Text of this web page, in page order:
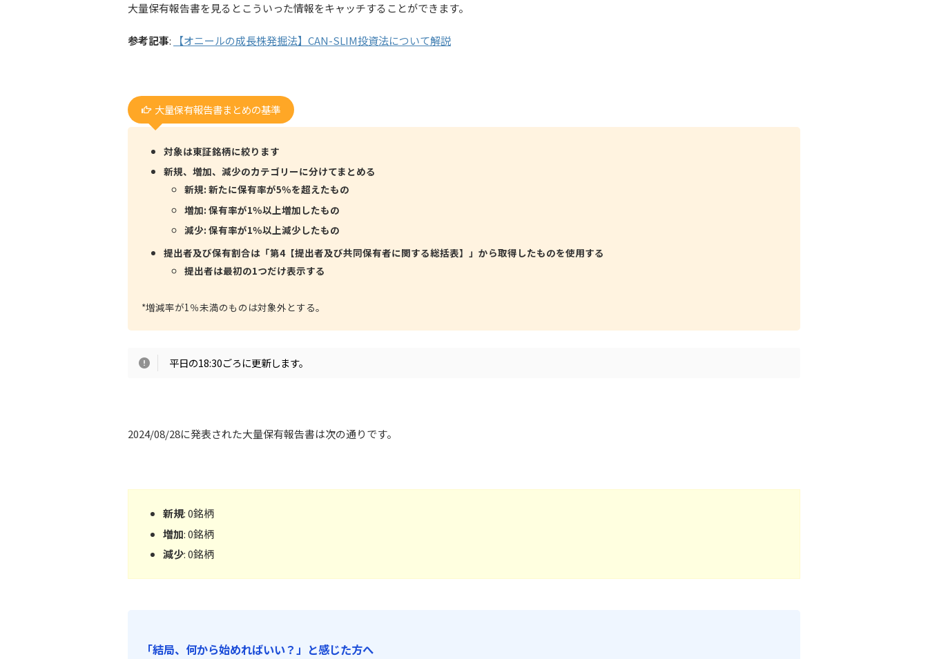
大量保有報告書を見るとこういった情報をキャッチすることができます。
参考記事: 【オニールの成長株発掘法】CAN-SLIM投資法について解説
大量保有報告書まとめの基準
対象は東証銘柄に絞ります
新規、増加、減少のカテゴリーに分けてまとめる
新規: 新たに保有率が5％を超えたもの
増加: 保有率が1％以上増加したもの
減少: 保有率が1％以上減少したもの
提出者及び保有割合は「第4【提出者及び共同保有者に関する総括表】」から取得したものを使用する
提出者は最初の1つだけ表示する
*増減率が1％未満のものは対象外とする。
平日の18:30ごろに更新します。
2024/08/28に発表された大量保有報告書は次の通りです。
新規: 0銘柄
増加: 0銘柄
減少: 0銘柄
「結局、何から始めればいい？」と感じた方へ